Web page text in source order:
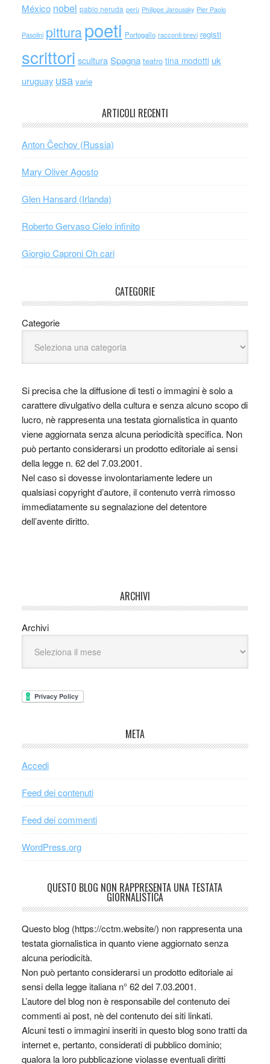
México nobel pablo neruda perù Philippe Jaroussky Pier Paolo
Pasolini pitturapoeti Portogallo racconti brevi registi
scrittori sculturaSpagna teatro tina modotti uk
uruguay usa varie
ARTICOLI RECENTI
Anton Čechov (Russia)
Mary Oliver Agosto
Glen Hansard (Irlanda)
Roberto Gervaso Cielo infinito
Giorgio Caproni Oh cari
CATEGORIE
Categorie
Si precisa che la diffusione di testi o immagini è solo a
carattere divulgativo della cultura e senza alcuno scopo di
lucro, nè rappresenta una testata giornalistica in quanto
viene aggiornata senza alcuna periodicità specifica. Non
può pertanto considerarsi un prodotto editoriale ai sensi
della legge n. 62 del 7.03.2001.
Nel caso si dovesse involontariamente ledere un
qualsiasi copyright d’autore, il contenuto verrà rimosso
immediatamente su segnalazione del detentore
dell’avente diritto.
ARCHIVI
Archivi
META
Accedi
Feed dei contenuti
Feed dei commenti
WordPress.org
QUESTO BLOG NON RAPPRESENTA UNA TESTATA
GIORNALISTICA
Questo blog (https://cctm.website/) non rappresenta una
testata giornalistica in quanto viene aggiornato senza
alcuna periodicità.
Non può pertanto considerarsi un prodotto editoriale ai
sensi della legge italiana n° 62 del 7.03.2001.
L’autore del blog non è responsabile del contenuto dei
commenti ai post, nè del contenuto dei siti linkati.
Alcuni testi o immagini inseriti in questo blog sono tratti da
internet e, pertanto, considerati di pubblico dominio;
qualora la loro pubblicazione violasse eventuali diritti